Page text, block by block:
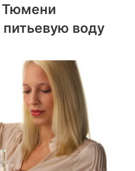
Тюмени
воду